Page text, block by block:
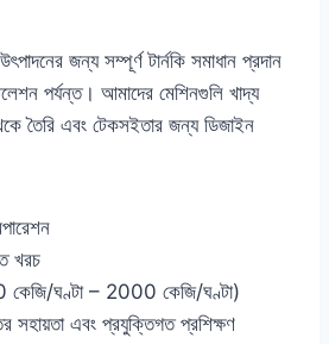
জন্য সম্পূর্ণ টার্নকি সমাধান প্রদান
পর্যন্ত। আমাদের মেশিনগুলি খাদ্য
তৈরি এবং টেকসইতার জন্য ডিজাইন
খরচ
কেজি/ঘণ্টা – 2000 কেজি/ঘণ্টা)
সহায়তা এবং প্রযুক্তিগত প্রশিক্ষণ